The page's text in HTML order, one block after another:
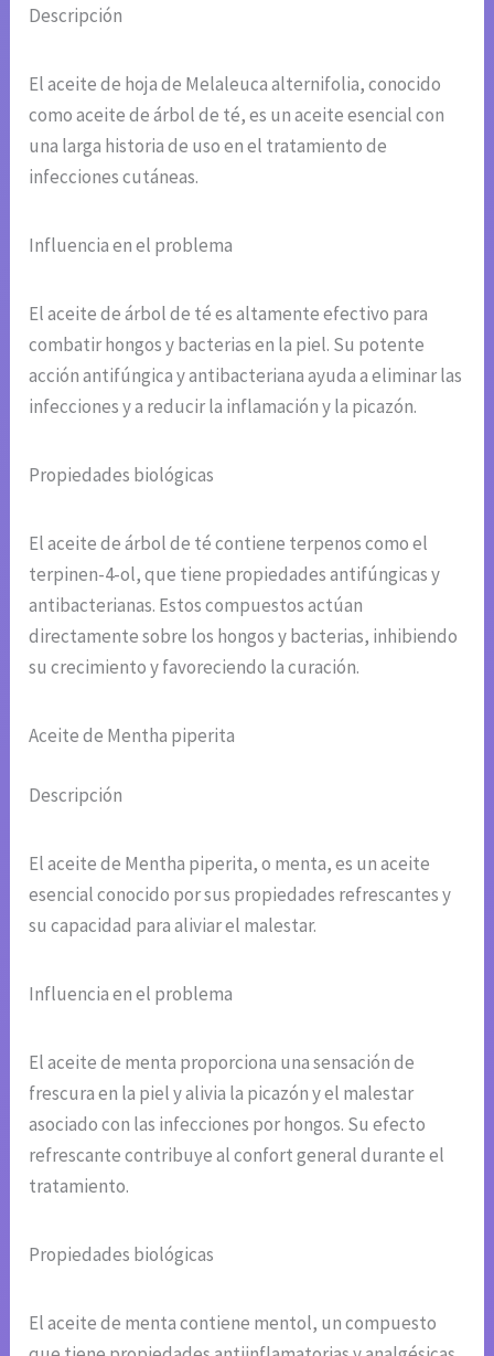
Descripción
El aceite de hoja de Melaleuca alternifolia, conocido
como aceite de árbol de té, es un aceite esencial con
una larga historia de uso en el tratamiento de
infecciones cutáneas.
Influencia en el problema
El aceite de árbol de té es altamente efectivo para
combatir hongos y bacterias en la piel. Su potente
acción antifúngica y antibacteriana ayuda a eliminar las
infecciones y a reducir la inflamación y la picazón.
Propiedades biológicas
El aceite de árbol de té contiene terpenos como el
terpinen-4-ol, que tiene propiedades antifúngicas y
antibacterianas. Estos compuestos actúan
directamente sobre los hongos y bacterias, inhibiendo
su crecimiento y favoreciendo la curación.
Aceite de Mentha piperita
Descripción
El aceite de Mentha piperita, o menta, es un aceite
esencial conocido por sus propiedades refrescantes y
su capacidad para aliviar el malestar.
Influencia en el problema
El aceite de menta proporciona una sensación de
frescura en la piel y alivia la picazón y el malestar
asociado con las infecciones por hongos. Su efecto
refrescante contribuye al confort general durante el
tratamiento.
Propiedades biológicas
El aceite de menta contiene mentol, un compuesto